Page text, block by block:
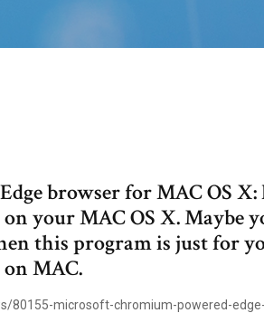
browser for MAC OS
your MAC OS X. Maybe
this program is just for
MAC.
80155-microsoft-chromium-powered-